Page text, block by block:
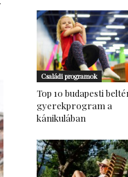
Családi programok
Top 10 budapesti
gyerekprogram a
kánikulában